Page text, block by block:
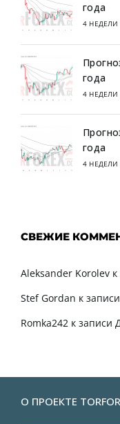
года
4 НЕДЕЛИ
года
4 НЕДЕЛИ
года
4 НЕДЕЛИ
СВЕЖИЕ
Aleksander Korolev
Stef Gordan к записи
Romka242 к записи
О ПРОЕКТЕ